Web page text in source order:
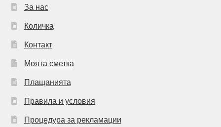
За нас
Количка
Контакт
Моята сметка
Плащанията
Правила и условия
Процедура за рекламации